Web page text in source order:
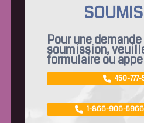
Pour une
soumission,
formulaire ou
450-
1-866-906-5966